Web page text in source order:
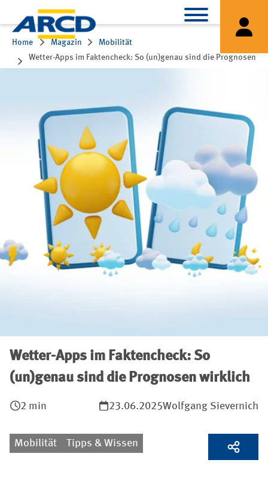
Home Magazin
Mobilität
Wetter-Apps im Faktencheck: So (un)genau sind die Prognosen
Wetter-Apps im Faktencheck: So
(un)genau sind die Prognosen wirklich
2 min 23.06.2025Wolfgang Sievernich
Mobilität Tipps & Wissen